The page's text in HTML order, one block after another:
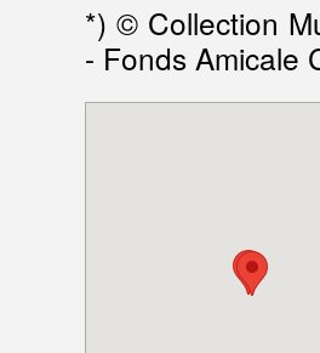
*) © Collection
- Fonds Amicale